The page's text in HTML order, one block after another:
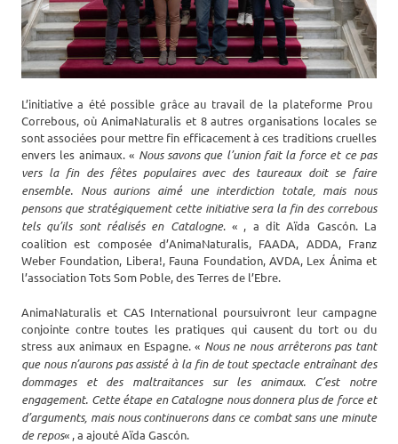
L’initiative a été possible grâce au travail de la plateforme Prou ​​
Correbous, où AnimaNaturalis et 8 autres organisations locales se
sont associées pour mettre fin efficacement à ces traditions cruelles
envers les animaux. « Nous savons que l’union fait la force et ce pas
vers la fin des fêtes populaires avec des taureaux doit se faire
ensemble. Nous aurions aimé une interdiction totale, mais nous
pensons que stratégiquement cette initiative sera la fin des correbous
tels qu’ils sont réalisés en Catalogne. « , a dit Aïda Gascón. La
coalition est composée d’AnimaNaturalis, FAADA, ADDA, Franz
Weber Foundation, Libera!, Fauna Foundation, AVDA, Lex Ánima et
l’association Tots Som Poble, des Terres de l’Ebre.
AnimaNaturalis et CAS International poursuivront leur campagne
conjointe contre toutes les pratiques qui causent du tort ou du
stress aux animaux en Espagne. « Nous ne nous arrêterons pas tant
que nous n’aurons pas assisté à la fin de tout spectacle entraînant des
dommages et des maltraitances sur les animaux. C’est notre
engagement. Cette étape en Catalogne nous donnera plus de force et
d’arguments, mais nous continuerons dans ce combat sans une minute
de repos« , a ajouté Aïda Gascón.